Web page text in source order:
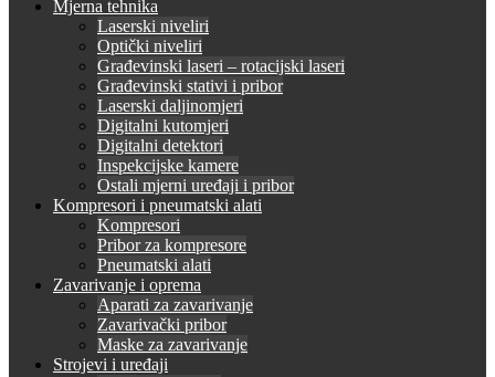
Mjerna tehnika
Laserski niveliri
Optički niveliri
Građevinski laseri – rotacijski laseri
Građevinski stativi i pribor
Laserski daljinomjeri
Digitalni kutomjeri
Digitalni detektori
Inspekcijske kamere
Ostali mjerni uređaji i pribor
Kompresori i pneumatski alati
Kompresori
Pribor za kompresore
Pneumatski alati
Zavarivanje i oprema
Aparati za zavarivanje
Zavarivački pribor
Maske za zavarivanje
Strojevi i uređaji